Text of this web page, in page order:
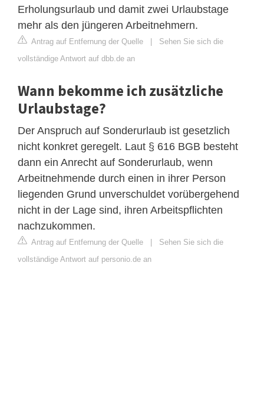
Erholungsurlaub und damit zwei Urlaubstage
mehr als den jüngeren Arbeitnehmern.
Antrag auf Entfernung der Quelle | Sehen Sie sich die
vollständige Antwort auf dbb.de an
Wann bekomme ich zusätzliche
Urlaubstage?
Der Anspruch auf Sonderurlaub ist gesetzlich
nicht konkret geregelt. Laut § 616 BGB besteht
dann ein Anrecht auf Sonderurlaub, wenn
Arbeitnehmende durch einen in ihrer Person
liegenden Grund unverschuldet vorübergehend
nicht in der Lage sind, ihren Arbeitspflichten
nachzukommen.
Antrag auf Entfernung der Quelle | Sehen Sie sich die
vollständige Antwort auf personio.de an